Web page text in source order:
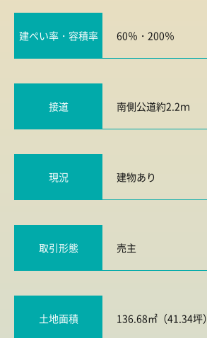
建ぺい率・容積率 60％・200％
接道 南側公道約2.2ｍ
現況 建物あり
取引形態 売主
土地面積 136.68㎡（41.34坪）